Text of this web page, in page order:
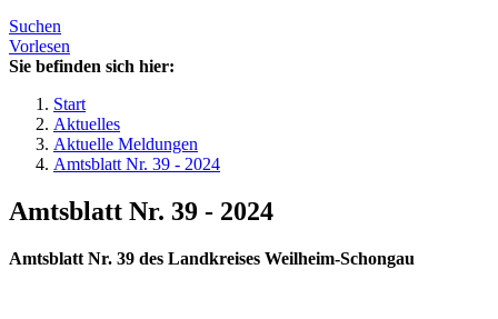
Suchen
Vorlesen
Sie befinden sich hier:
Start
Aktuelles
Aktuelle Meldungen
Amtsblatt Nr. 39 - 2024
Amtsblatt Nr. 39 - 2024
Amtsblatt Nr. 39 des Landkreises Weilheim-Schongau